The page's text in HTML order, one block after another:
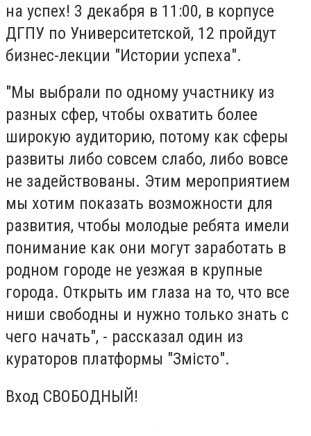
на успех! 3 декабря в 11:00, в корпусе
ДГПУ по Университетской, 12 пройдут
бизнес-лекции "Истории успеха".
"Мы выбрали по одному участнику из
разных сфер, чтобы охватить более
широкую аудиторию, потому как сферы
развиты либо совсем слабо, либо вовсе
не задействованы. Этим мероприятием
мы хотим показать возможности для
развития, чтобы молодые ребята имели
понимание как они могут заработать в
родном городе не уезжая в крупные
города. Открыть им глаза на то, что все
ниши свободны и нужно только знать с
чего начать", - рассказал один из
кураторов платформы "Змісто".
Вход СВОБОДНЫЙ!